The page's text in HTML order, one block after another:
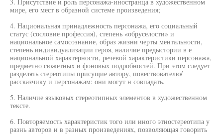
мире, его мест в образной системе произведения;
4. Национальная принадлежность персонажа, его социальный
статус (сословие профессия), степень «обруселости» и
национальное самосознание, образ жизни черты ментальности,
степень индивидуализации героя, наличие предыстории в е
национальной характерности, речевой характеристики персонажа,
предметно сюжетных и фоновых подробностей. При этом следует
разделять стереотипы присущие автору, повествователю/
рассказчику и персонажам: они могут н совпадать.
5. Наличие языковых стереотипных элементов в художественном
тексте.
6. Повторяемость характеристик того или иного этностереотипа у
разнь авторов и в разных произведениях, позволяющая говорить